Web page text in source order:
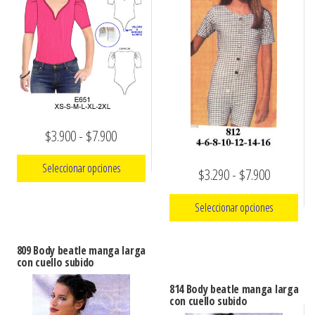
accumark ,
pdf , Moldes
Gerber ,
ropa,
Graduaciones,
Ploteo y
Digitalización
accumark,
Moldes en
pdf, Moldes
Accumark
Gerber,
Santiago-
$3.900- $7.900Rango
de
precios:
hasta
$7.900
Seleccionar opciones
múltiples
variantes.
Las
$3.290- $7.900Rango
de
precios:
hasta
Seleccionar opciones
múltiples
809 Body beatle manga larga
con cuello subido
814 Body beatle manga larga
con cuello subido